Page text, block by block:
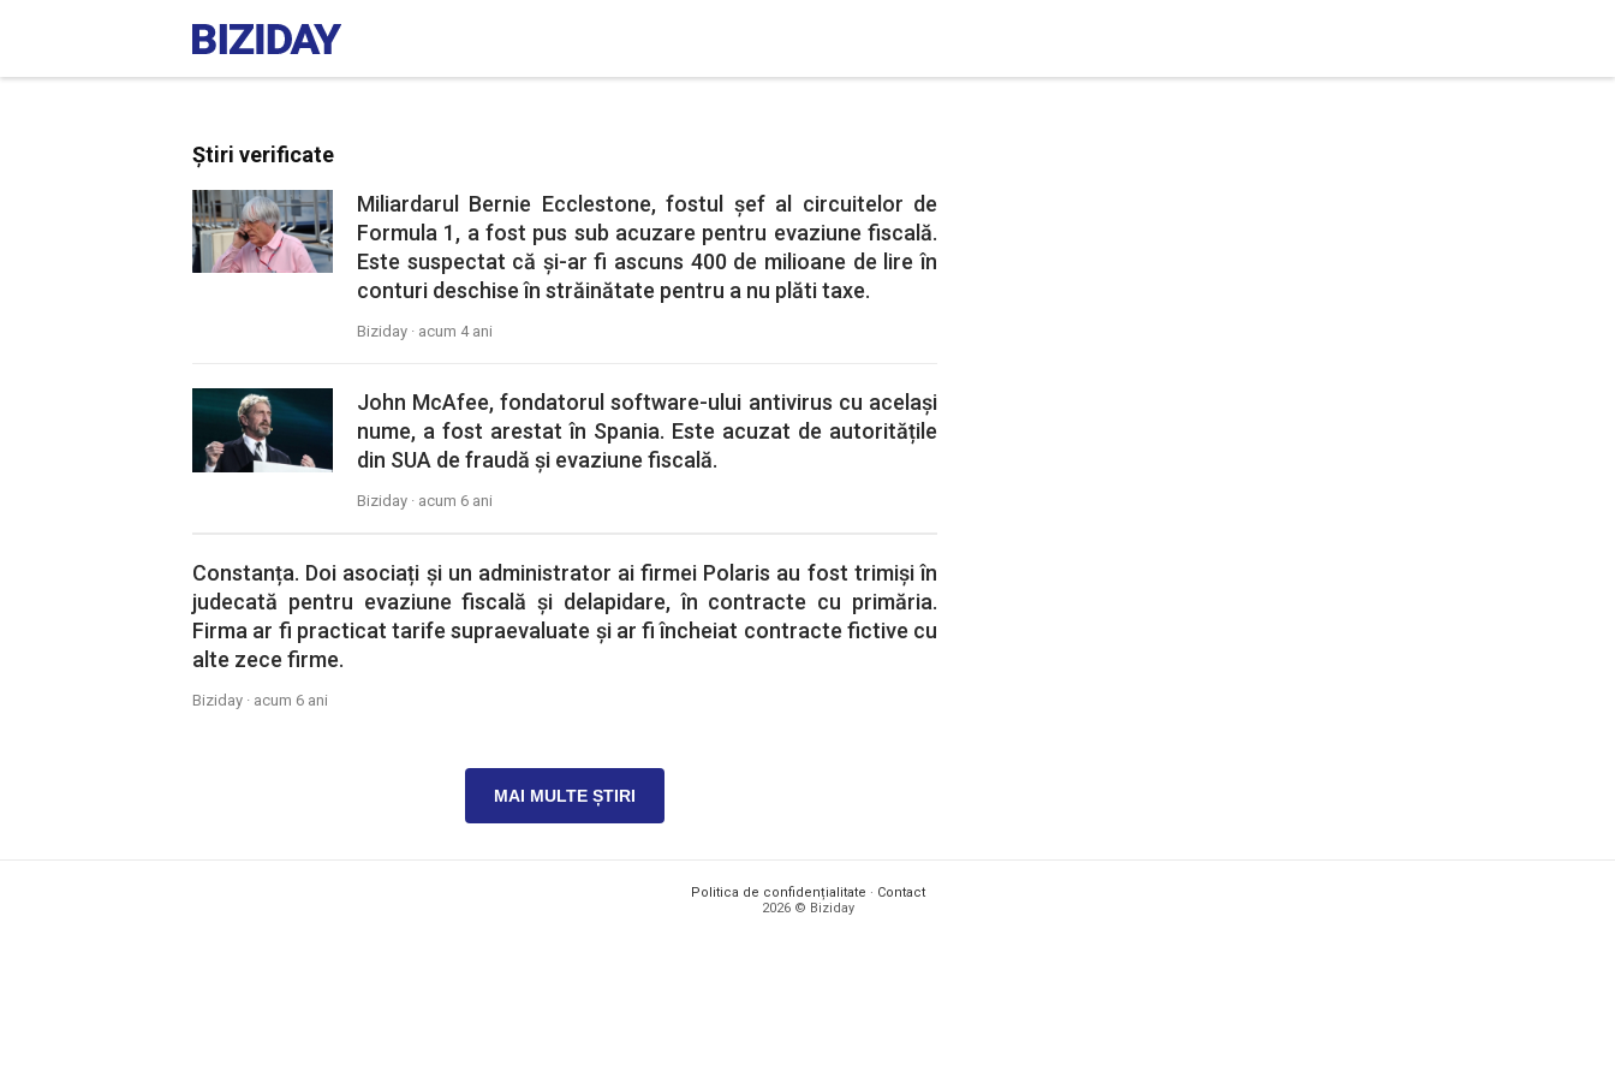
Știri verificate
Miliardarul Bernie Ecclestone, fostul șef al circuitelor de
Formula 1, a fost pus sub acuzare pentru evaziune fiscală.
Este suspectat că și-ar fi ascuns 400 de milioane de lire în
conturi deschise în străinătate pentru a nu plăti taxe.
Biziday · acum 4 ani
John McAfee, fondatorul software-ului antivirus cu același
nume, a fost arestat în Spania. Este acuzat de autoritățile
din SUA de fraudă şi evaziune fiscală.
Biziday · acum 6 ani
Constanța. Doi asociați și un administrator ai firmei Polaris au fost trimiși în
judecată pentru evaziune fiscală și delapidare, în contracte cu primăria.
Firma ar fi practicat tarife supraevaluate și ar fi încheiat contracte fictive cu
alte zece firme.
Biziday · acum 6 ani
MAI MULTE ȘTIRI
Politica de confidențialitate · Contact
2026 © Biziday